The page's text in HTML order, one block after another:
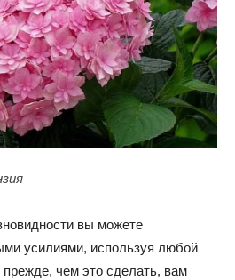
вы можете
усилиями, используя любой
чем это сделать, вам